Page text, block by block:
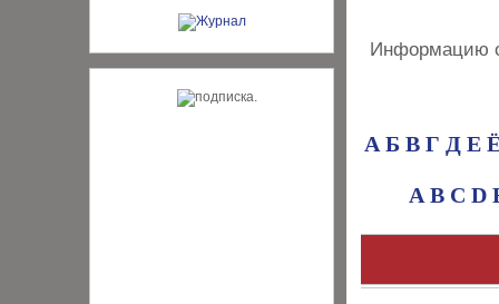
Информацию
А Б В Г Д Е
A B C D